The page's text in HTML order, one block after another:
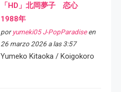
「HD」北岡夢子 恋心
1988年
por yumeki05 J-PopParadiseen
26 marzo 2026 a las 3:57
Yumeko Kitaoka / Koigokoro